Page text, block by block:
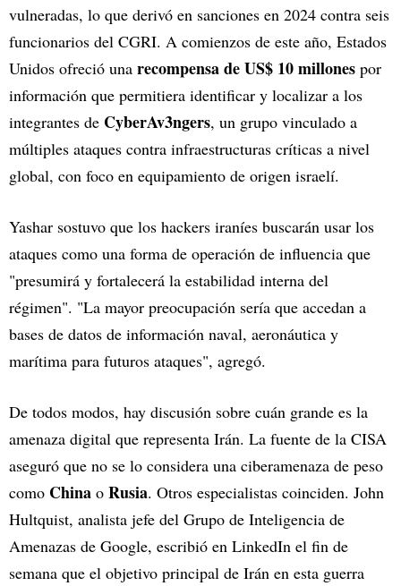
vulneradas, lo que derivó en sanciones en 2024 contra seis
funcionarios del CGRI. A comienzos de este año, Estados
Unidos ofreció una recompensa de US$ 10 millones por
información que permitiera identificar y localizar a los
integrantes de CyberAv3ngers, un grupo vinculado a
múltiples ataques contra infraestructuras críticas a nivel
global, con foco en equipamiento de origen israelí.
Yashar sostuvo que los hackers iraníes buscarán usar los
ataques como una forma de operación de influencia que
"presumirá y fortalecerá la estabilidad interna del
régimen". "La mayor preocupación sería que accedan a
bases de datos de información naval, aeronáutica y
marítima para futuros ataques", agregó.
De todos modos, hay discusión sobre cuán grande es la
amenaza digital que representa Irán. La fuente de la CISA
aseguró que no se lo considera una ciberamenaza de peso
como China o Rusia. Otros especialistas coinciden. John
Hultquist, analista jefe del Grupo de Inteligencia de
Amenazas de Google, escribió en LinkedIn el fin de
semana que el objetivo principal de Irán en esta guerra